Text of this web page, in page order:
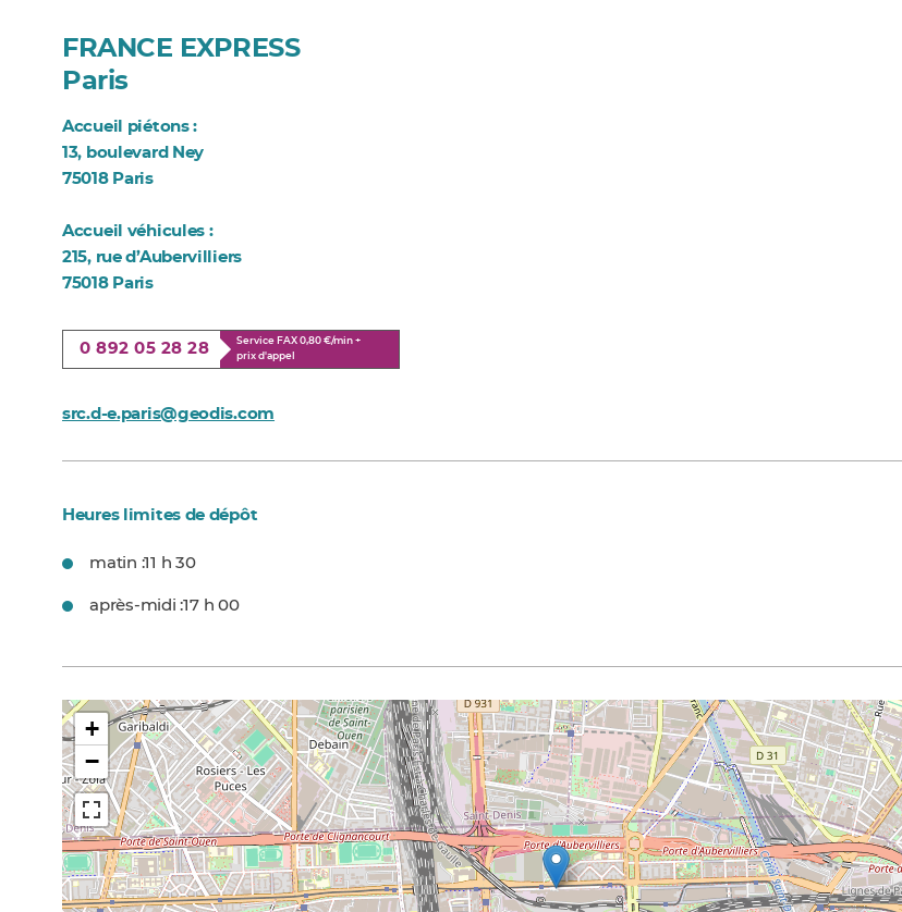
FRANCE EXPRESS
Paris
Accueil piétons :
13, boulevard Ney
75018 Paris
Accueil véhicules :
215, rue d’Aubervilliers
75018 Paris
0 892 05 28 28
Service FAX 0,80 €/min +
prix d'appel
src.d-e.paris@geodis.com
Heures limites de dépôt
matin :11 h 30
après-midi :17 h 00
+
−